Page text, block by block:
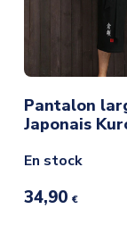
Pantalon
Japonais
En stock
34,90 €